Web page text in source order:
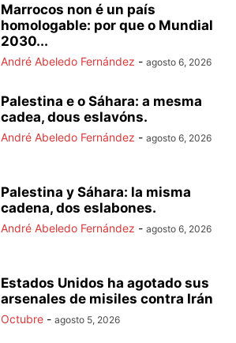
Marrocos non é un país
homologable: por que o Mundial
2030...
André Abeledo Fernández - agosto 6, 2026
Palestina e o Sáhara: a mesma
cadea, dous eslavóns.
André Abeledo Fernández - agosto 6, 2026
Palestina y Sáhara: la misma
cadena, dos eslabones.
André Abeledo Fernández - agosto 6, 2026
Estados Unidos ha agotado sus
arsenales de misiles contra Irán
Octubre - agosto 5, 2026